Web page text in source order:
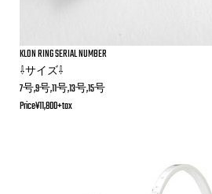
KLON RING SERIAL NUMBER
⇩サイズ⇩
7号,9号,11号,13号,15号
Price¥11,800+tax